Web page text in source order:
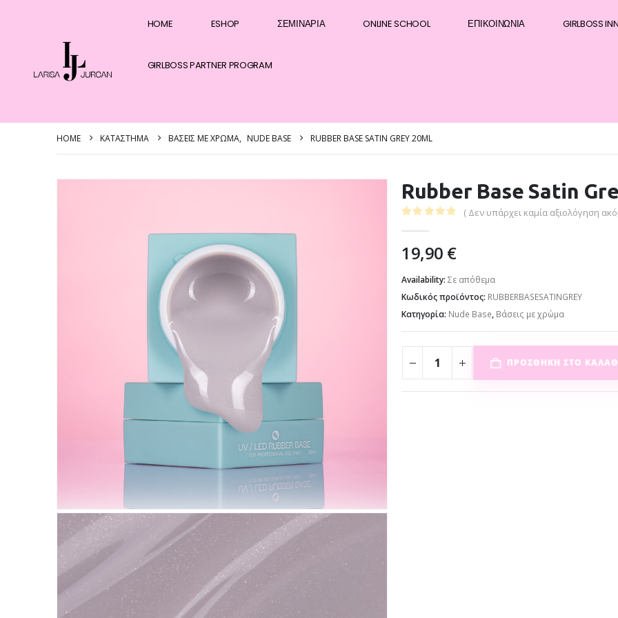
HOME ESHOP ΣΕΜΙΝΆΡΙΑ ONLINE SCHOOL ΕΠΙΚΟΙΝΩΝΊΑ GIRLBOSS
GIRLBOSS PARTNER PROGRAM
HOME ΚΑΤΆΣΤΗΜΑ ΒΆΣΕΙΣ ΜΕ ΧΡΏΜΑ, NUDE BASE RUBBER BASE SATIN GREY 20ML
Rubber Base Satin
( Δεν υπάρχει καμία αξιολόγηση
19,90 €
Availability: Σε απόθεμα
Κωδικός προϊόντος: RUBBERBASESATINGREY
Κατηγορία: Nude Base, Βάσεις με χρώμα
ΠΡΟΣΘΉΚΗ ΣΤΟ